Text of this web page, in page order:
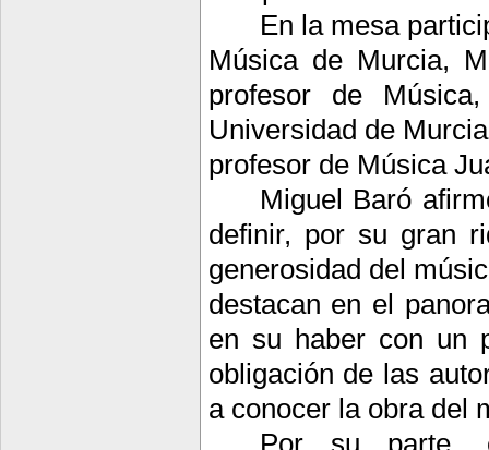
En la mesa
Música de Murcia,
profesor de
Universidad de
profesor de Música
Miguel Baró
definir, por su gran
generosidad del
destacan en el
en su haber con un
obligación de las
a conocer la obra del